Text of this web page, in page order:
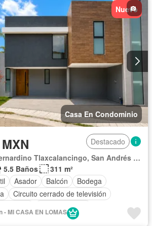
Recámara con closet
Seguridad
Televisión por cable
Wifi
Zonas verdes
Nuevo
Casa En Condominio
Destacado
Pueblo de San Bernardino Tlaxcalancingo, San Andrés Cholula
5.5 Baños
311 m²
Asador Balcón
Bodega
Circuito cerrado de televisión
Cocina integral
Cuarto de servicio
- MI CASA EN LOMAS